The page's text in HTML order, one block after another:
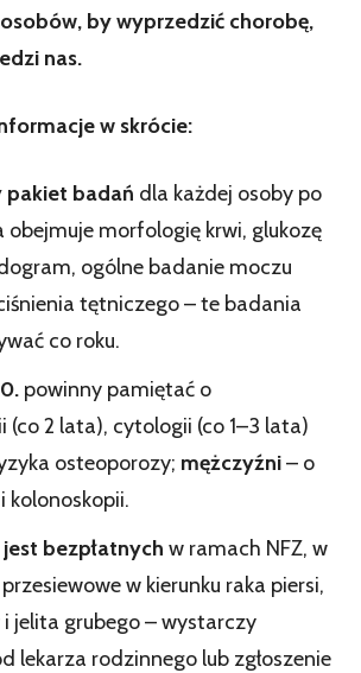
by wyprzedzić chorobę,
nas.
w skrócie:
pakiet badań dla każdej osoby po
obejmuje morfologię krwi, glukozę
ogólne badanie moczu
tętniczego – te badania
co roku.
powinny pamiętać o
2 lata), cytologii (co 1–3 lata)
osteoporozy; mężczyźni– o
kolonoskopii.
bezpłatnych w ramach NFZ, w
w kierunku raka piersi,
jelita grubego – wystarczy
lekarza rodzinnego lub zgłoszenie